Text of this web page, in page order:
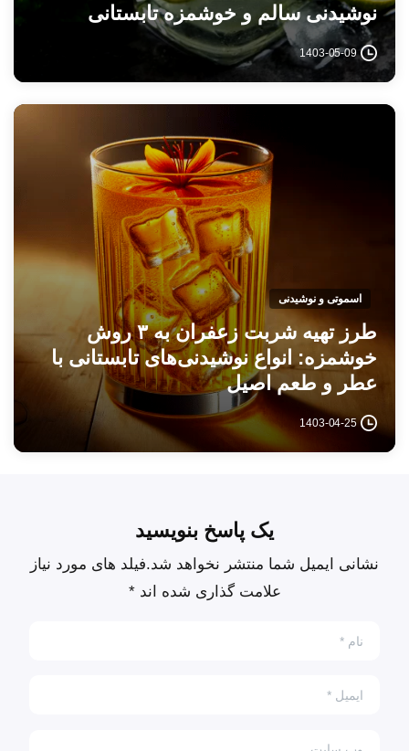
نوشیدنی سالم و خوشمزه تابستانی
1403-05-09
اسموتی و نوشیدنی
طرز تهیه شربت زعفران به ۳ روش
خوشمزه: انواع نوشیدنی‌‌های تابستانی با
عطر و طعم اصیل
1403-04-25
یک پاسخ بنویسید
نشانی ایمیل شما منتشر نخواهد شد.فیلد های مورد نیاز
علامت گذاری شده اند *
*
ایمیل
وب سایت